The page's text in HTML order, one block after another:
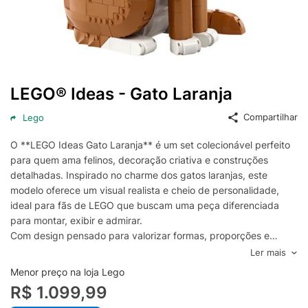
LEGO® Ideas - Gato Laranja
Lego Compartilhar
O **LEGO Ideas Gato Laranja** é um set colecionável perfeito
para quem ama felinos, decoração criativa e construções
detalhadas. Inspirado no charme dos gatos laranjas, este
modelo oferece um visual realista e cheio de personalidade,
ideal para fãs de LEGO que buscam uma peça diferenciada
para montar, exibir e admirar.
Com design pensado para valorizar formas, proporções e
expressão, o **Gato Laranja LEGO** é uma ótima escolha tanto
para momentos de relaxamento durante a montagem quanto
para compor ambientes como sala, escritório, estante ou
quarto. Seu estilo marcante combina com diferentes
Ler mais
Menor preço na loja Lego
R$ 1.099,99